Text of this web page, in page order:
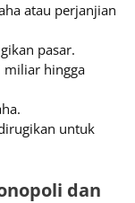
atau perjanjian
pasar.
miliar hingga
untuk
dan